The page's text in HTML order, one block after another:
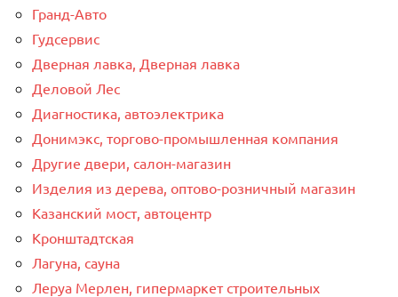
Гранд-Авто
Гудсервис
Дверная лавка, Дверная лавка
Деловой Лес
Диагностика, автоэлектрика
Донимэкс, торгово-промышленная компания
Другие двери, салон-магазин
Изделия из дерева, оптово-розничный магазин
Казанский мост, автоцентр
Кронштадтская
Лагуна, сауна
Леруа Мерлен, гипермаркет строительных